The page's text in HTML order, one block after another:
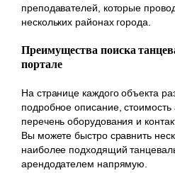
преподавателей, которые
нескольких районах города.
Преимущества поиска
портале
На странице каждого объекта
подробное описание, стоимость
перечень оборудования и
Вы можете быстро сравнить
наиболее подходящий
арендодателем напрямую.